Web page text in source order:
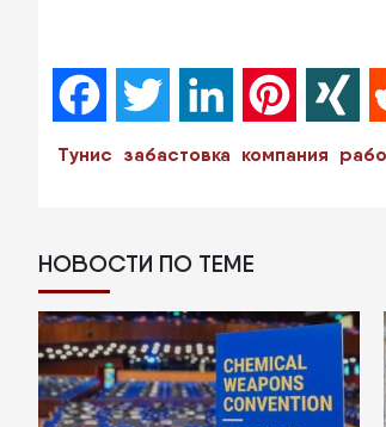
FacebookTwitter LinkedIn Pinterest
Тунис забастовка компания
НОВОСТИ ПО ТЕМЕ